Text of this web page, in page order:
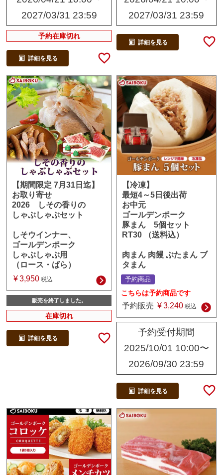
2027/03/31 23:59
予約在庫切れ
詳細を見る
2027/03/31 23:59
詳細を見る
【期間限定 7月31日迄】
お取り寄せ
2026 しその香りの
しゃぶしゃぶセット
しそウインナー、
ゴールデンポーク
しゃぶしゃぶ用
（ロース・ばら）
¥ 3,950 税込
販売を終了しました。
在庫切れ
詳細を見る
【冷凍】
最短4～5日後出荷
お中元
ゴールデンポーク
豚まん 5個セット
RT30 （送料込）
肉まん 肉饅 ぶたまん ブ
タまん
予約商品
こちらは予約商品です
予約販売 ¥3,240 税込
予約受付期間
2025/10/01 10:00〜
2026/09/30 23:59
詳細を見る